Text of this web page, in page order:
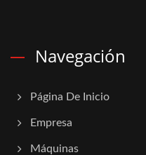
Navegación
Página De Inicio
Empresa
Máquinas